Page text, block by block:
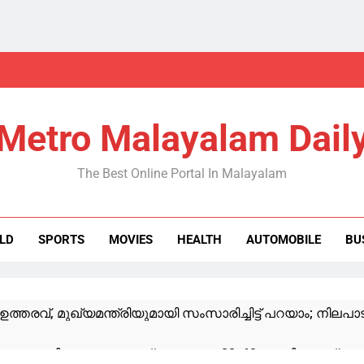
Malayalam
The Best Online Portal In Malayalam
SPORTS MOVIES HEALTH AUTOMOBILE
മുഖ്യമന്ത്രിയുമായി സംസാരിച്ചിട്ട് പറയാം;
എത്തിക്കാനുള്ള ഫണ്ട് കൈമാറ്റം: 22. 68 കോടി